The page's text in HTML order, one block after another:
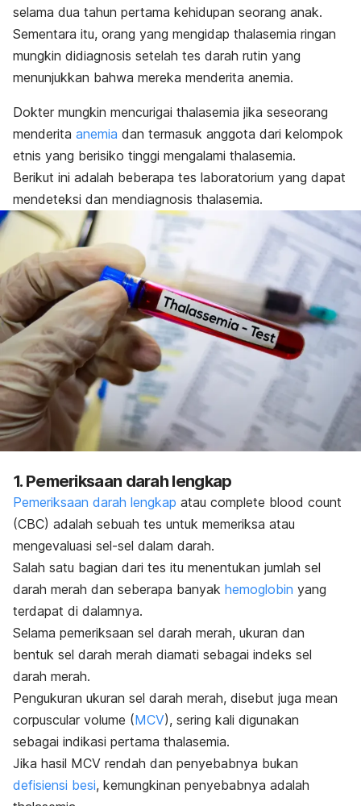
selama dua tahun pertama kehidupan seorang anak.
Sementara itu, orang yang mengidap thalasemia ringan
mungkin didiagnosis setelah tes darah rutin yang
menunjukkan bahwa mereka menderita anemia.
Dokter mungkin mencurigai thalasemia jika seseorang
menderita anemia dan termasuk anggota dari kelompok
etnis yang berisiko tinggi mengalami thalasemia.
Berikut ini adalah beberapa tes laboratorium yang dapat
mendeteksi dan mendiagnosis thalasemia.
1. Pemeriksaan darah lengkap
Pemeriksaan darah lengkap atau complete blood count
(CBC) adalah sebuah tes untuk memeriksa atau
mengevaluasi sel-sel dalam darah.
Salah satu bagian dari tes itu menentukan jumlah sel
darah merah dan seberapa banyak hemoglobin yang
terdapat di dalamnya.
Selama pemeriksaan sel darah merah, ukuran dan
bentuk sel darah merah diamati sebagai indeks sel
darah merah.
Pengukuran ukuran sel darah merah, disebut juga mean
corpuscular volume (MCV), sering kali digunakan
sebagai indikasi pertama thalasemia.
Jika hasil MCV rendah dan penyebabnya bukan
defisiensi besi, kemungkinan penyebabnya adalah